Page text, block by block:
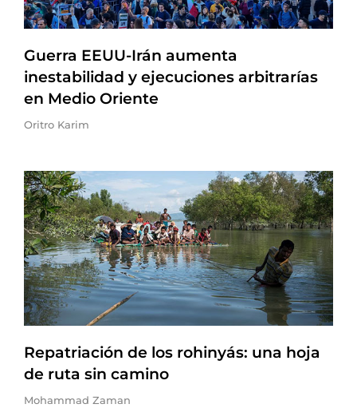
Guerra EEUU-Irán aumenta
inestabilidad y ejecuciones arbitrarías
en Medio Oriente
Oritro Karim
Repatriación de los rohinyás: una hoja
de ruta sin camino
Mohammad Zaman